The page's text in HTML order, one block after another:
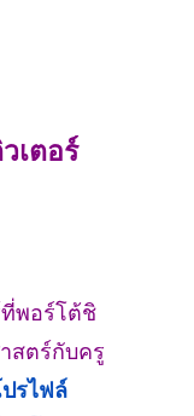
เตอร์
พอร์โต้ชิ
สตร์กับครู
รไฟล์